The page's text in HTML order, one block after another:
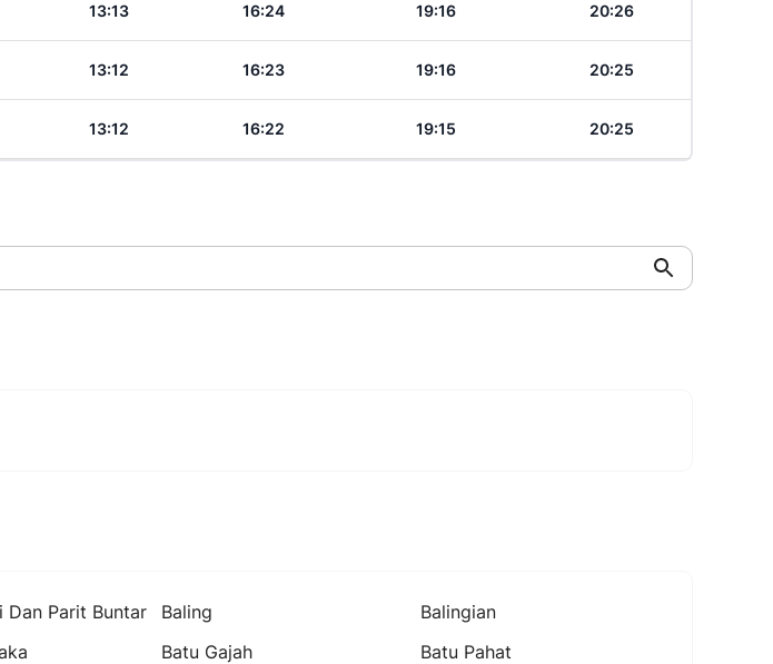
13:13 16:24 19:16 20:26
13:12 16:23 19:16 20:25
13:12 16:22 19:15 20:25
Dan Parit Buntar Baling
Balingian
Batu Gajah
Batu Pahat